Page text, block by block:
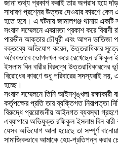
জানা তথ্য প্রকাশ করাই তার অপরাধ হয়ে
সাধারণ প্রশ্নের উত্তর দেওয়ার কারণে কেন
হতে হবে। এ ঘটনায় জামালগঞ্জ থানায় একটি
‎সংবাদ সম্মেলনে একাত্মতা প্রকাশ করে
পারভীন আক্তার চৌধুরী এবং আপন ভাতিজা
বক্তব্যে অভিযোগ করেন, উত্তরাধিকার
অবৈধভাবে ভোগদখল করে রেখেছেন রফিকুল
ইসলাম বিন বারীর বিরুদ্ধে
বিরোধের কারণে শুধু পরিবারের সদস্যরাই
হচ্ছে।
‎সংবাদ সম্মেলনে তিনি আইনশৃঙ্খলা রক্ষাকারী
কর্তৃপক্ষের প্রতি তার ব্যক্তিগত নিরাপত্তা
বিরুদ্ধে প্রয়োজনীয় আইনগত ব্যবস্থা
‎এব্যাপারে অভিযুক্ত রফিকুল ইসলাম বিন
যেসব অভিযোগ আনা হয়েছে তা সম্পূর্ণ
সামাজিকভাবে আমাকে হেয়-প্রতিপন্ন করার